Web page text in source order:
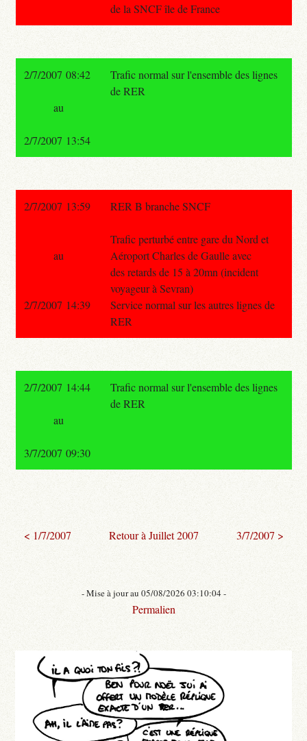
de la SNCF île de France
2/7/2007 08:42
Trafic normal sur l'ensemble des lignes
de RER
au
2/7/2007 13:54
2/7/2007 13:59 RER B branche SNCF
Trafic perturbé entre gare du Nord et
Aéroport Charles de Gaulle avec
des retards de 15 à 20mn (incident
voyageur à Sevran)
Service normal sur les autres lignes de
RER
au
2/7/2007 14:39
2/7/2007 14:44
Trafic normal sur l'ensemble des lignes
de RER
au
3/7/2007 09:30
< 1/7/2007 Retour à Juillet 2007 3/7/2007 >
- Mise à jour au 05/08/2026 03:10:04 -
Permalien